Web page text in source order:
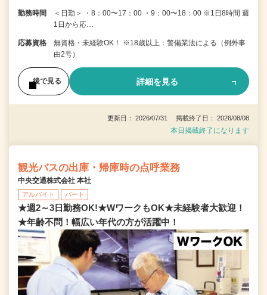
勤務時間
＜日勤＞ ・8：00〜17：00 ・9：00〜18：00 ※1日8時間 週
1日から応…
応募資格
無資格・未経験OK！ ※18歳以上：警備業法による（例外事
由2号）
後で見る 詳細を見る
更新日： 2026/07/31 掲載終了日： 2026/08/08
本日掲載終了になります
観光バスの出庫・帰庫時の点呼業務
中央交通株式会社 本社
アルバイト パート
★週2～3日勤務OK!★WワークもOK★未経験者大歓迎！
★年齢不問！幅広い年代の方が活躍中！